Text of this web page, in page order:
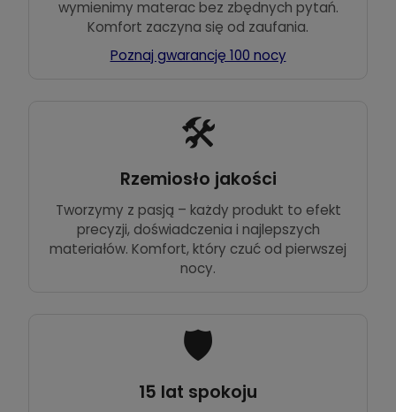
wymienimy materac bez zbędnych pytań.
Komfort zaczyna się od zaufania.
Poznaj gwarancję 100 nocy
🛠️
Rzemiosło jakości
Tworzymy z pasją – każdy produkt to efekt
precyzji, doświadczenia i najlepszych
materiałów. Komfort, który czuć od pierwszej
nocy.
🛡️
15 lat spokoju